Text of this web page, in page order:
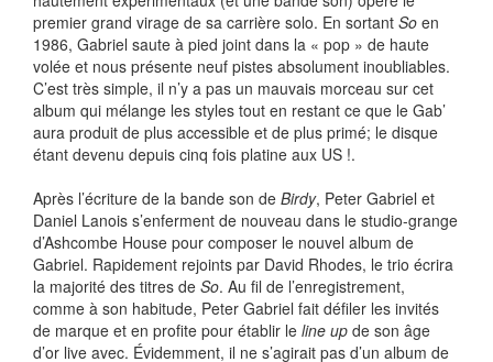
premier grand virage de sa carrière solo. En sortant So en
1986, Gabriel saute à pied joint dans la « pop » de haute
volée et nous présente neuf pistes absolument inoubliables.
C’est très simple, il n’y a pas un mauvais morceau sur cet
album qui mélange les styles tout en restant ce que le Gab’
aura produit de plus accessible et de plus primé; le disque
étant devenu depuis cinq fois platine aux US !.
Après l’écriture de la bande son de Birdy, Peter Gabriel et
Daniel Lanois s’enferment de nouveau dans le studio-grange
d’Ashcombe House pour composer le nouvel album de
Gabriel. Rapidement rejoints par David Rhodes, le trio écrira
la majorité des titres de So. Au fil de l’enregistrement,
comme à son habitude, Peter Gabriel fait défiler les invités
de marque et en profite pour établir le line up de son âge
d’or live avec. Évidemment, il ne s’agirait pas d’un album de